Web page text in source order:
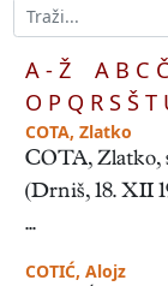
A - Ž A B C Č
O P Q R S Š T
COTA, Zlatko
COTA, Zlatko,
(Drniš, 18. XII
...
COTIĆ, Alojz